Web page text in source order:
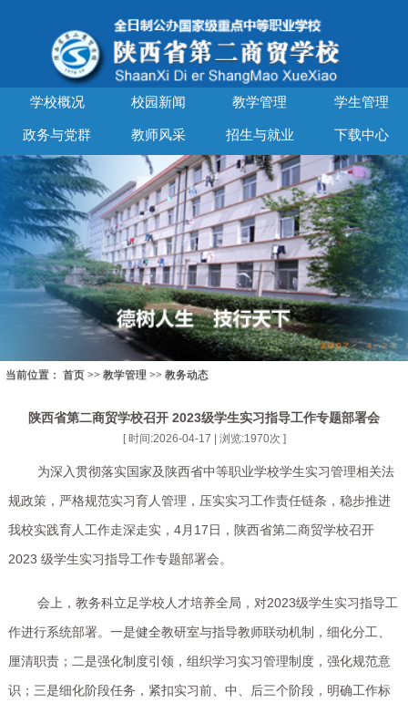
学校概况 校园新闻 教学管理 学生管理
政务与党群 教师风采 招生与就业 下载中心
当前位置： 首页 >> 教学管理 >> 教务动态
陕西省第二商贸学校召开 2023级学生实习指导工作专题部署会
[ 时间:2026-04-17 | 浏览:1970次 ]
为深入贯彻落实国家及陕西省中等职业学校学生实习管理相关法
规政策，严格规范实习育人管理，压实实习工作责任链条，稳步推进
我校实践育人工作走深走实， 4月17日，陕西省第二商贸学校召开
2023 级学生实习指导工作专题部署会。
会上，教务科立足学校人才培养全局，对2023级学生实习指导工
作进行系统部署。一是健全教研室与指导教师联动机制，细化分工、
厘清职责； 二是强化制度引领，组织学习实习管理制度，强化规范意
识；三是细化阶段任务，紧扣实习前、中、后三个阶段，明确工作标